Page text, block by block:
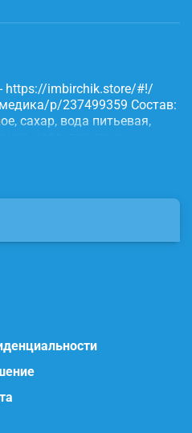
https://imbirchik.store/#!/
p/237499359 Состав:
сахар, вода питьевая,
сода, пищевые